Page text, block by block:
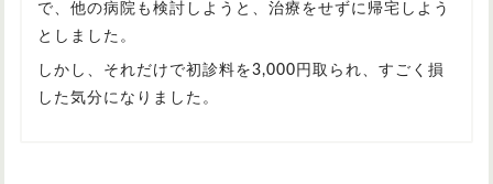
で、他の病院も検討しようと、治療をせずに帰宅しよう
としました。
しかし、それだけで初診料を3,000円取られ、すごく損
した気分になりました。